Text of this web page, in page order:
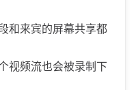
和来宾的屏幕共享都
视频流也会被录制下